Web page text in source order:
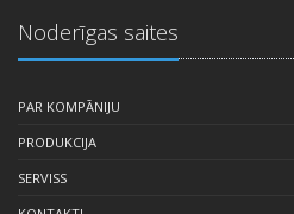
Noderīgas saites
PAR KOMPĀNIJU
PRODUKCIJA
SERVISS